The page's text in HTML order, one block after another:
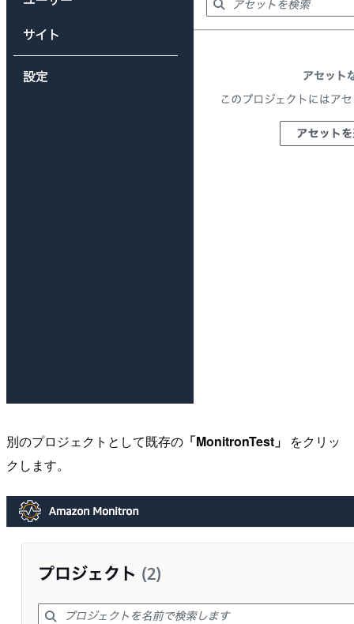
別のプロジェクトとして既存の 「MonitronTest」
をクリッ
クします。